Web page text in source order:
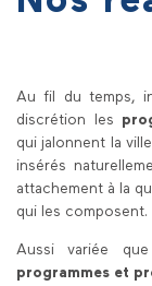
Au fil du temps,
discrétion les
qui jalonnent la
insérés
attachement à la
qui les composent.
Aussi variée
programmes et